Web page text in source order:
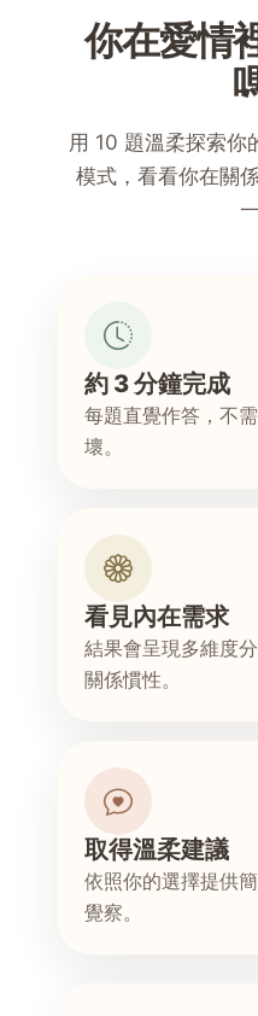
你在愛情
用 10 題溫柔探索你
模式，看看你在關
約 3 分鐘完成
每題直覺作答，不
壞。
看見內在需求
結果會呈現多維度
關係慣性。
取得溫柔建議
依照你的選擇提供
覺察。